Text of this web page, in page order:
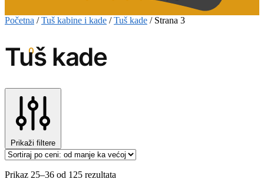
0rsd 0
Početna /Tuš kabine i kade /Tuš kade / Strana 3
Tuš kade
Prikaži filtere
Prikaz 25–36 od 125 rezultata